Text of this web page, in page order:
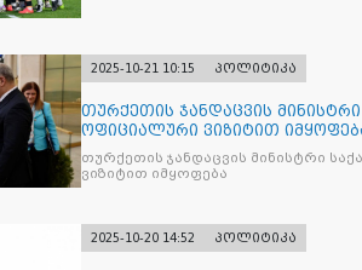
2025-10-21 10:15 პოლიტიკა
თურქეთის ჯანდაცვის
ოფიციალური ვიზიტით
თურქეთის ჯანდაცვის მინისტრი
ვიზიტით იმყოფება
2025-10-20 14:52 პოლიტიკა